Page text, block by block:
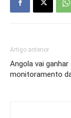
Artigo anterior
Angola vai
monitoramento